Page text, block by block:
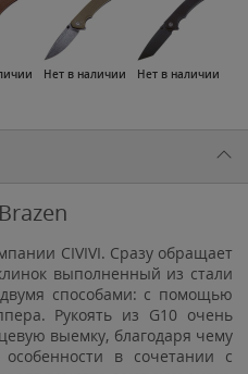
Нет в наличии Нет в наличии
CIVIVI. Сразу обращает
выполненный из стали
способами: с помощью
Рукоять из G10 очень
выемку, благодаря чему
в сочетании с